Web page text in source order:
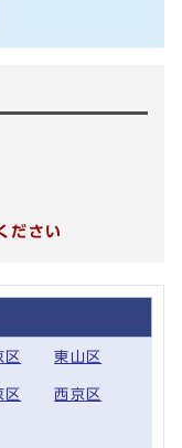
ださい
区 東山区
区 西京区